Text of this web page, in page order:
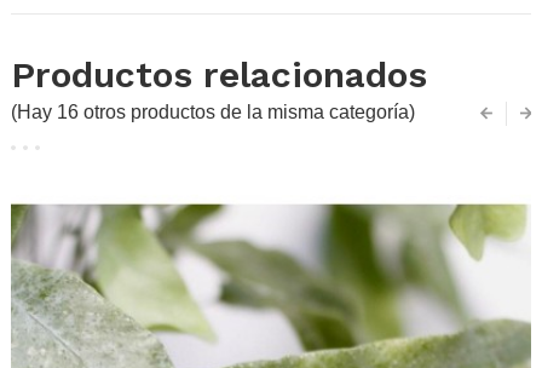
Productos relacionados
(Hay 16 otros productos de la misma categoría)